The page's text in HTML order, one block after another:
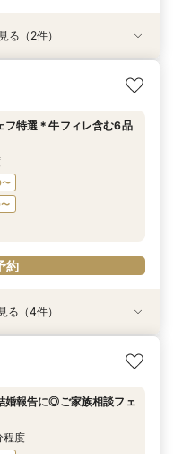
貸切OK＊プライベート感
チャペル体験×選べる会場
る（2件）
フ特選＊牛フィレ含む6品
約
ャペル×人気演出体験×相
～貸切OK＊プライベート感
も喜ぶ本格神前式×充実の
》充実サポート×安心価格
る（4件）
婚報告に◎ご家族相談フェ
程度